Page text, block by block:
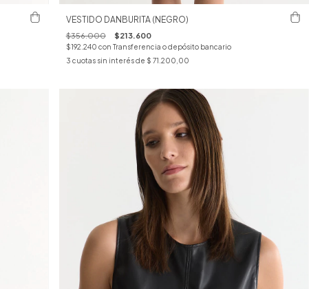
VESTIDO DANBURITA (NEGRO)
$356.000 $213.600
$192.240 con Transferencia o depósito bancario
3 cuotas sin interés de $ 71.200,00